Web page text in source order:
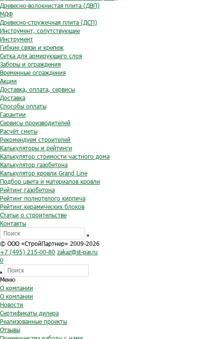
Древесно-волокнистая плита (ДВП)
МДФ
Древесно-стружечная плита (ДСП)
Инструмент, сопутствующие
Инструмент
Гибкие связи и крепеж
Сетка для армирующего слоя
Заборы и ограждения
Временные ограждения
Акции
Доставка, оплата, сервисы
Доставка
Способы оплаты
Гарантии
Сервисы производителей
Расчёт сметы
Рекомендуем строителей
Калькуляторы и рейтинги
Калькулятор стоимости частного дома
Калькулятор газобетона
Калькулятор кровли Grand Line
Подбор цвета и материалов кровли
Рейтинг газобетона
Рейтинг полнотелого кирпича
Рейтинг керамических блоков
Статьи о строительстве
Контакты
© ООО «СтройПартнер» 2009-2026
+7 (495) 215-00-80 zakaz@st-par.ru
0
Меню
О компании
О компании
Новости
Сертификаты дилера
Реализованные проекты
Отзывы